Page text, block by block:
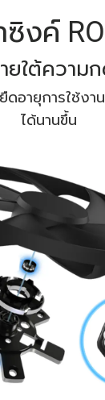
งค์
ยใต้ความ
อายุการใช้งา
ได้นานขึ้น